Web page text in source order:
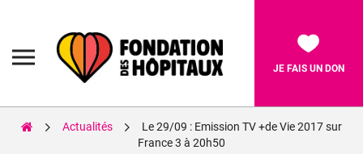
des
Hôpitaux
JE FAIS UN DON
Actualités
Le 29/09 : Emission TV +de Vie 2017 sur
France 3 à 20h50